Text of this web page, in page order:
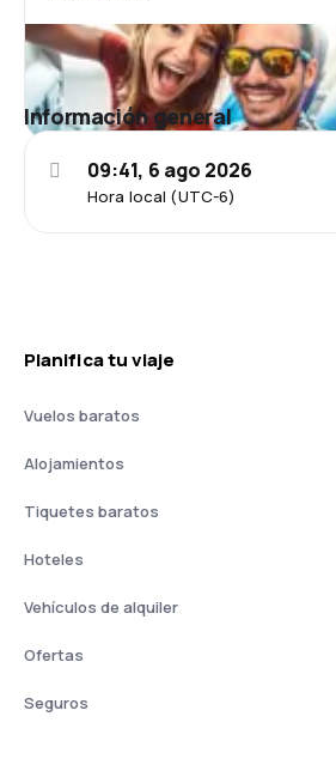
Información general
Hora local (UTC-6)
09:41, 6 ago 2026
Planifica tu viaje
Vuelos baratos
Alojamientos
Tiquetes baratos
Hoteles
Vehículos de alquiler
Ofertas
Seguros